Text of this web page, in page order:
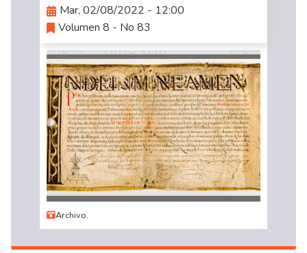
Mar, 02/08/2022 - 12:00
Volumen 8 - No 83
Archivo.